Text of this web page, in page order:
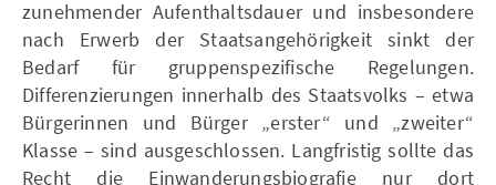
zunehmender Aufenthaltsdauer und insbesondere
nach Erwerb der Staatsangehörigkeit sinkt der
Bedarf für gruppenspezifische Regelungen.
Differenzierungen innerhalb des Staatsvolks – etwa
Bürgerinnen und Bürger „erster“ und „zweiter“
Klasse – sind ausgeschlossen. Langfristig sollte das
Recht die Einwanderungsbiografie nur dort